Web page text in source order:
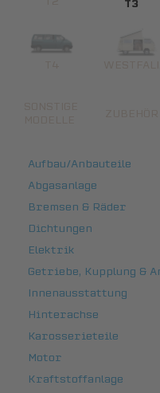
T3
Aufbau/Anbauteile
Abgasanlage
Bremsen & Räder
Dichtungen
Elektrik
Getriebe, Kupplung &
Innenausstattung
Hinterachse
Karosserieteile
Motor
Kraftstoffanlage